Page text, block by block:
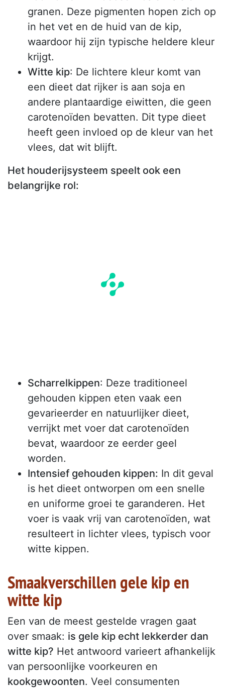
granen. Deze pigmenten hopen zich op
in het vet en de huid van de kip,
waardoor hij zijn typische heldere kleur
krijgt.
Witte kip: De lichtere kleur komt van
een dieet dat rijker is aan soja en
andere plantaardige eiwitten, die geen
carotenoïden bevatten. Dit type dieet
heeft geen invloed op de kleur van het
vlees, dat wit blijft.
Het houderijsysteem speelt ook een
belangrijke rol:
Scharrelkippen: Deze traditioneel
gehouden kippen eten vaak een
gevarieerder en natuurlijker dieet,
verrijkt met voer dat carotenoïden
bevat, waardoor ze eerder geel
worden.
Intensief gehouden kippen: In dit geval
is het dieet ontworpen om een snelle
en uniforme groei te garanderen. Het
voer is vaak vrij van carotenoïden, wat
resulteert in lichter vlees, typisch voor
witte kippen.
Smaakverschillen gele kip en
witte kip
Een van de meest gestelde vragen gaat
over smaak: is gele kip echt lekkerder dan
witte kip? Het antwoord varieert afhankelijk
van persoonlijke voorkeuren en
kookgewoonten. Veel consumenten